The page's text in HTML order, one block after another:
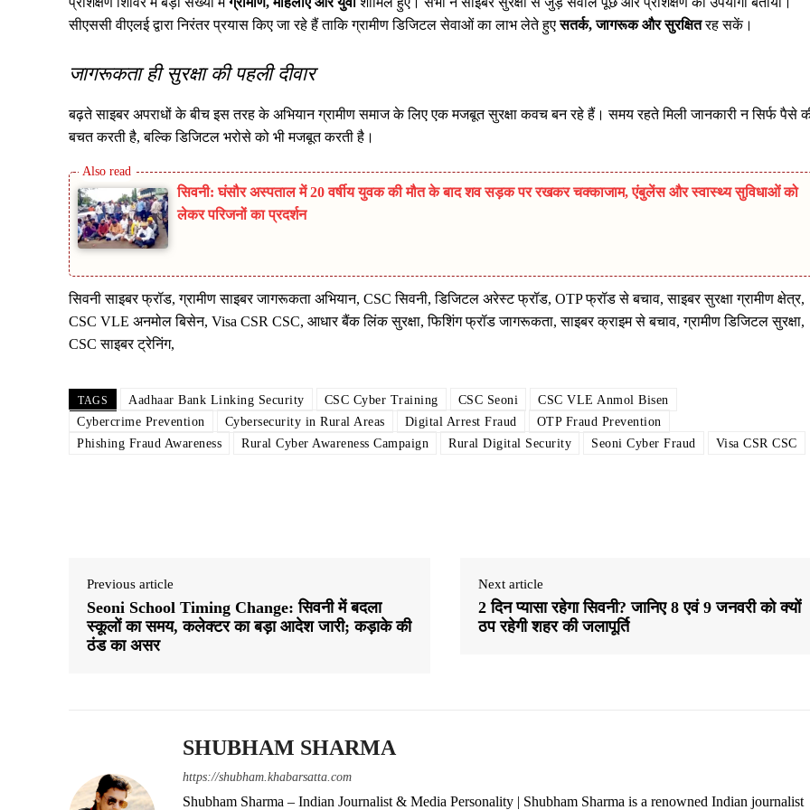
सीएससी वीएलई द्वारा निरंतर प्रयास किए जा रहे हैं ताकि ग्रामीण डिजिटल सेवाओं का लाभ लेते हुएसतर्क, जागरूक और सुरक्षितरह सकें।
जागरूकता ही सुरक्षा की पहली दीवार
बढ़ते साइबर अपराधों के बीच इस तरह के अभियान ग्रामीण समाज के लिए एक मजबूत सुरक्षा कवच बन रहे हैं। समय रहते मिली जानकारी न सिर्फ पैसे
बचत करती है, बल्कि डिजिटल भरोसे को भी मजबूत करती है।
सिवनी: घंसौर अस्पताल में 20 वर्षीय युवक की मौत के बाद शव सड़क पर रखकर चक्काजाम, एंबुलेंस और स्वास्थ्य सुविधाओं को
लेकर परिजनों का प्रदर्शन
सिवनी साइबर फ्रॉड, ग्रामीण साइबर जागरूकता अभियान, CSC सिवनी, डिजिटल अरेस्ट फ्रॉड, OTP फ्रॉड से बचाव, साइबर सुरक्षा ग्रामीण क्षेत्र,
CSC VLE अनमोल बिसेन, Visa CSR CSC, आधार बैंक लिंक सुरक्षा, फिशिंग फ्रॉड जागरूकता, साइबर क्राइम से बचाव, ग्रामीण डिजिटल सुरक्षा,
CSC साइबर ट्रेनिंग,
TAGS Aadhaar Bank Linking Security CSC Cyber ​​Training CSC Seoni
CSC VLE Anmol Bisen
Cybercrime Prevention
Cybersecurity in Rural Areas Digital Arrest Fraud
OTP Fraud Prevention
Phishing Fraud Awareness
Rural Cyber ​​Awareness Campaign Rural Digital Security Seoni Cyber ​​Fraud Visa CSR CSC
Previous article
Seoni School Timing Change: सिवनी में बदला
स्कूलों का समय, कलेक्टर का बड़ा आदेश जारी; कड़ाके की
ठंड का असर
Next article
2 दिन प्यासा रहेगा सिवनी? जानिए 8 एवं 9 जनवरी को क्यों
ठप रहेगी शहर की जलापूर्ति
SHUBHAM SHARMA
https://shubham.khabarsatta.com
Shubham Sharma – Indian Journalist & Media Personality | Shubham Sharma is a renowned Indian journalist